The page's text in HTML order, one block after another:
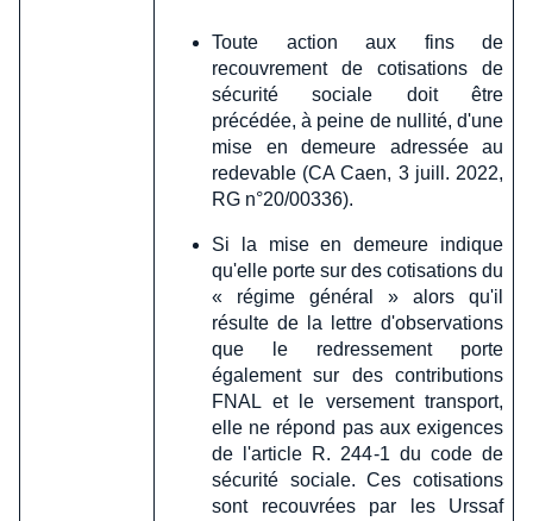
Toute action aux fins de
recouvrement de cotisations de
sécurité sociale doit être
précédée, à peine de nullité, d'une
mise en demeure adressée au
redevable (CA Caen, 3 juill. 2022,
RG n°20/00336).
Si la mise en demeure indique
qu'elle porte sur des cotisations du
« régime général » alors qu'il
résulte de la lettre d'observations
que le redressement porte
également sur des contributions
FNAL et le versement transport,
elle ne répond pas aux exigences
de l'article R. 244-1 du code de
sécurité sociale. Ces cotisations
sont recouvrées par les Urssaf